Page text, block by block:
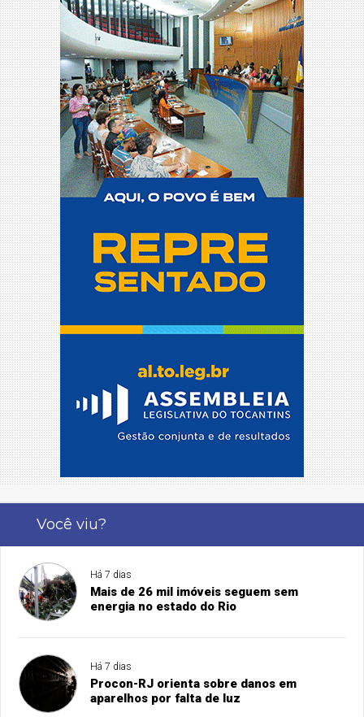
Você viu?
Há 7 dias
Mais de 26 mil imóveis seguem sem
energia no estado do Rio
Há 7 dias
Procon-RJ orienta sobre danos em
aparelhos por falta de luz